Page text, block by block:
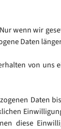
wenn wir
Daten
von uns
Daten
diese